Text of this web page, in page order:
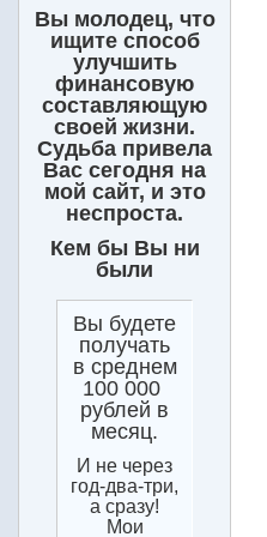
Вы молодец, что
ищите способ
улучшить
финансовую
составляющую
своей жизни.
Судьба привела
Вас сегодня на
мой сайт, и это
неспроста.
Кем бы Вы ни
были
Вы будете
получать
в среднем
100 000
рублей в
месяц.
И не через
год-два-три,
а сразу!
Мои